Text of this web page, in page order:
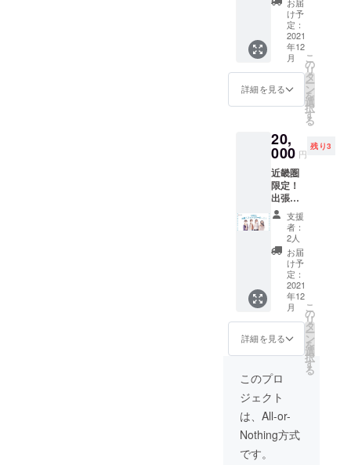
真は破
棄致し
ます。
※10%引
きクー
ポン
は、
メール
にてお
送りし
10%OF
Fになり
ます。
※クーポ
ン有効
期限：
販売開
始(2021
年12月
予定)か
ら３ヶ
月で
す。
【似顔
絵の詳
細】 ※
メール
になり
※イラス
トにし
たい人
の顔写
STORE
Sにて購
入時
20%OF
F！ さ
らにオ
リジナ
ルス
テッ
き！！
【クー
ポンの
詳細】
※20%引
きクー
ポンを
メール
にてお
送りし
ます。
※2500
円の
20%OF
Fになり
ます。
※クーポ
販売開
始(2021
年12月
予定)か
ら３ヶ
月で
け予
定：
2021
年12
月
詳細を見る
こ
の
リ
タ
ー
ン
を
選
択
す
る
20,
000 円
残り3
近畿圏
限定！
出張
ファシ
リテー
ター！
！ 君コ
ピを使
うとき
のファ
シリ
テー
ターと
して私
たちが
出向き
ます！
制作エ
ピソー
ドなど
もお話
しでき
支援
者：
2人
お届
け予
定：
2021
年12
月
詳細を見る
こ
の
リ
タ
ー
ン
を
選
択
す
る
このプロ
ジェクト
は、All-or-
Nothing方式
です。